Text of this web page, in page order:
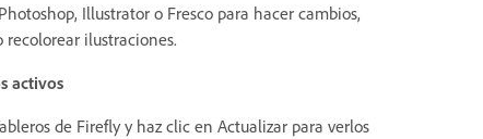
Illustrator o Fresco para hacer cambios,
ilustraciones.
activos
de Firefly y haz clic en Actualizar para verlos